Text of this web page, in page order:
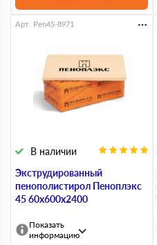
Экструдированный
пенополистирол Пеноплэкс
45 60х600х2400
В наличии
Арт. Pen45-8971
Показать
информацию